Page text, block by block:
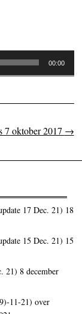
00:00
7 oktober 2017 →
17 Dec. 21) 18
15 Dec. 21) 15
21) 8 december
11-21) over